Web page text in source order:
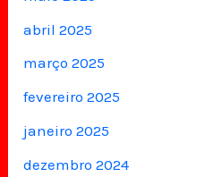
abril 2025
março 2025
fevereiro 2025
janeiro 2025
dezembro 2024